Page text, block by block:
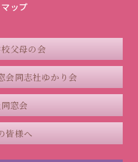
ップ
父母の会
会同志社ゆかり会
窓会
皆様へ